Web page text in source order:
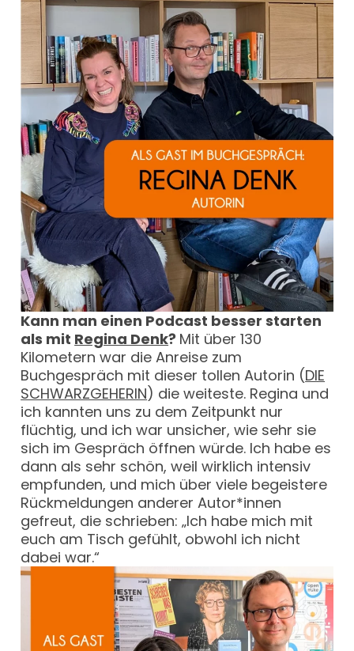
Kann man einen Podcast besser starten
als mit Regina Denk? Mit über 130
Kilometern war die Anreise zum
Buchgespräch mit dieser tollen Autorin (DIE
SCHWARZGEHERIN) die weiteste. Regina und
ich kannten uns zu dem Zeitpunkt nur
flüchtig, und ich war unsicher, wie sehr sie
sich im Gespräch öffnen würde. Ich habe es
dann als sehr schön, weil wirklich intensiv
empfunden, und mich über viele begeistere
Rückmeldungen anderer Autor*innen
gefreut, die schrieben: „Ich habe mich mit
euch am Tisch gefühlt, obwohl ich nicht
dabei war.“